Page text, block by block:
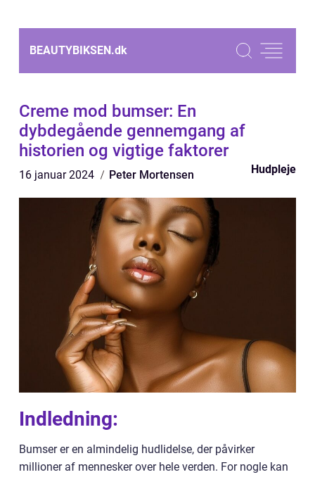
BEAUTYBIKSEN.dk
Creme mod bumser: En
dybdegående gennemgang af
historien og vigtige faktorer
16 januar 2024 Peter Mortensen Hudpleje
Indledning:
Bumser er en almindelig hudlidelse, der påvirker
millioner af mennesker over hele verden. For nogle kan